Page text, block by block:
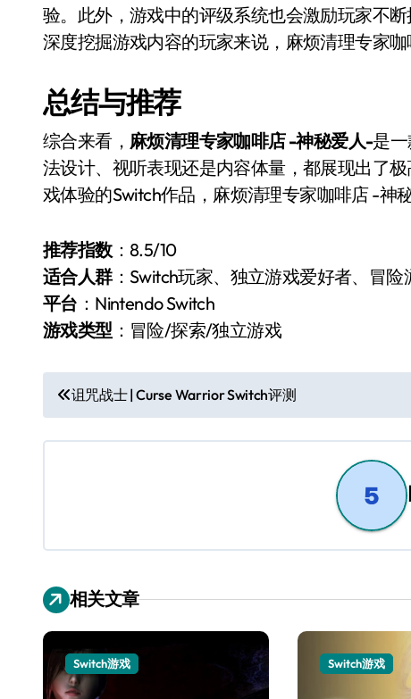
验。此外，游戏中的评级系统也会激励玩家不
深度挖掘游戏内容的玩家来说，麻烦清理专家
总结与推荐
综合来看， 麻烦清理专家咖啡店 -神秘爱人-是
法设计、视听表现还是内容体量，都展现出了
戏体验的Switch作品，麻烦清理专家咖啡店 -神
推荐指数：8.5/10
适合人群：Switch玩家、独立游戏爱好者、冒险
平台 ：Nintendo Switch
游戏类型 ：冒险/探索/独立游戏
文
章
诅咒战士 | Curse Warrior Switch评测
相关文章
Switch游戏 Switch游戏